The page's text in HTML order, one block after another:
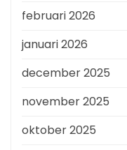
februari 2026
januari 2026
december 2025
november 2025
oktober 2025